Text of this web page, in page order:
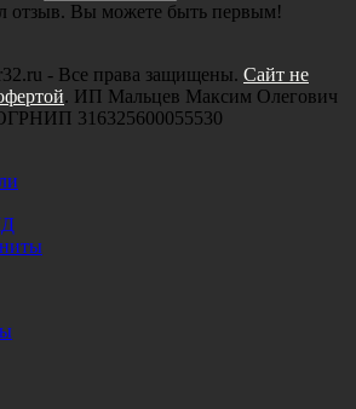
отзыв. Вы можете быть первым!
- Все права защищены. Сайт не
. ИП Мальцев Максим Олегович
316325600055530